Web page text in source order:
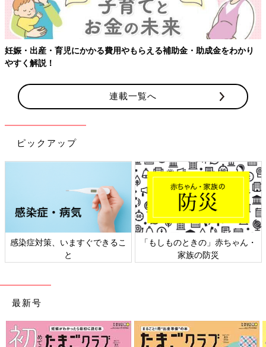
妊娠・出産・育児にかかる費用やもらえる補助金・助成金をわかり
やすく解説！
連載一覧へ
ピックアップ
感染症対策、いますぐできるこ
と
「もしものときの」赤ちゃん・
家族の防災
最新号